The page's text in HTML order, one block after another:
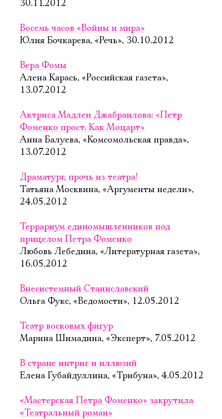
30.11.2012
Восемь часов «Войны и мира»
Юлия Бочкарева, «Речь», 30.10.2012
Вера Фомы
Алена Карась, «Российская газета»,
13.07.2012
Актриса Мадлен Джабраилова: «Петр
Фоменко прост. Как Моцарт»
Анна Балуева, «Комсомольская правда»,
13.07.2012
Драматург, прочь из театра!
Татьяна Москвина, «Аргументы недели»,
24.05.2012
Террариум единомышленников под
прицелом Петра Фоменко
Любовь Лебедина, «Литературная газета»,
16.05.2012
Внесистемный Станиславский
Ольга Фукс, «Ведомости», 12.05.2012
Театр восковых фигур
Марина Шимадина, «Эксперт», 7.05.2012
В стране интриг и иллюзий
Елена Губайдуллина, «Трибуна», 4.05.2012
«Мастерская Петра Фоменко» закрутила
«Театральный роман»